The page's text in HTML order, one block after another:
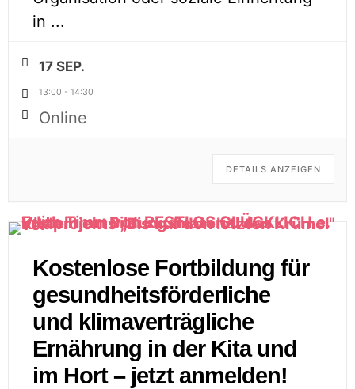
in ...
17 SEP.
13:00 - 14:30
Online
DETAILS ANZEIGEN
Kostenlose Fortbildung für
gesundheitsförderliche
und klimaverträgliche
Ernährung in der Kita und
im Hort – jetzt anmelden!